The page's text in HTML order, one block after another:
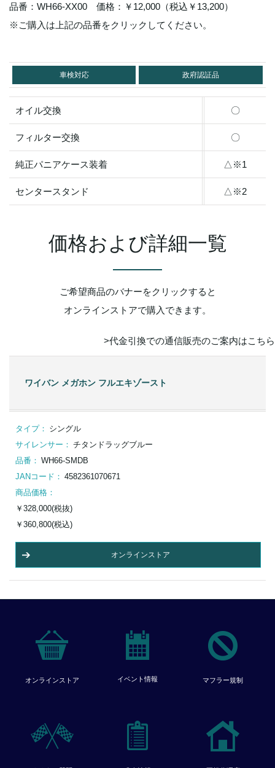
品番：WH66-XX00 価格：￥12,000（税込￥13,200）
※ご購入は上記の品番をクリックしてください。
車検対応 政府認証品
オイル交換 〇
フィルター交換 〇
純正パニアケース装着 △※1
センタースタンド △※2
価格および詳細一覧
ご希望商品のバナーをクリックすると
オンラインストアで購入できます。
>代⾦引換での通信販売のご案内はこちら
ワイバン メガホン フルエキゾースト
タイプ： シングル
サイレンサー： チタンドラッグブルー
品番： WH66-SMDB
JANコード： 4582361070671
商品価格：
￥328,000(税抜)
￥360,800(税込)
オンラインストア
オンラインストア イベント情報 マフラー規制